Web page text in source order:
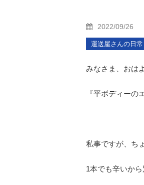
2022/09/26
運送屋さんの日
みなさま、おは
『平ボディー
私事ですが、ち
1本でも辛いか